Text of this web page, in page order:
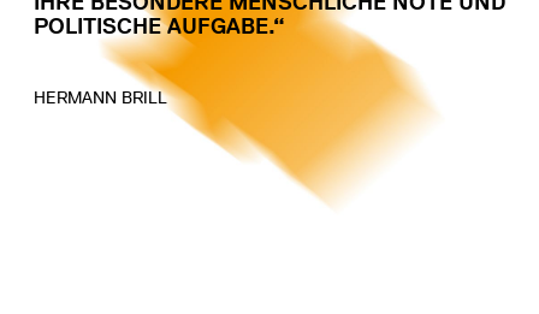
POLITISCHE AUFGABE.“
HERMANN BRILL